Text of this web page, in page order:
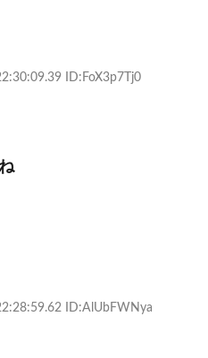
ID:FoX3p7Tj0
ID:AlUbFWNya